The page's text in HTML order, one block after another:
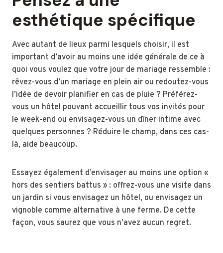
esthétique spécifique
Avec autant de lieux parmi lesquels choisir, il est
important d’avoir au moins une idée générale de ce à
quoi vous voulez que votre jour de mariage ressemble :
rêvez-vous d’un mariage en plein air ou redoutez-vous
l’idée de devoir planifier en cas de pluie ? Préférez-
vous un hôtel pouvant accueillir tous vos invités pour
le week-end ou envisagez-vous un dîner intime avec
quelques personnes ? Réduire le champ, dans ces cas-
là, aide beaucoup.
Essayez également d’envisager au moins une option «
hors des sentiers battus » : offrez-vous une visite dans
un jardin si vous envisagez un hôtel, ou envisagez un
vignoble comme alternative à une ferme. De cette
façon, vous saurez que vous n’avez aucun regret.